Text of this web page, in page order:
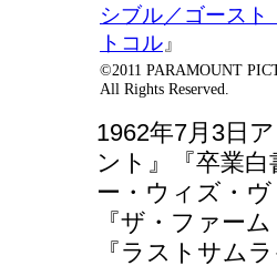
シブル／ゴースト
トコル 』
©2011 PARAMOUNT
All Rights Reserved.
1962年7月3日
ント』『卒業
ー・ウィズ・
『ザ・ファー
『ラストサム